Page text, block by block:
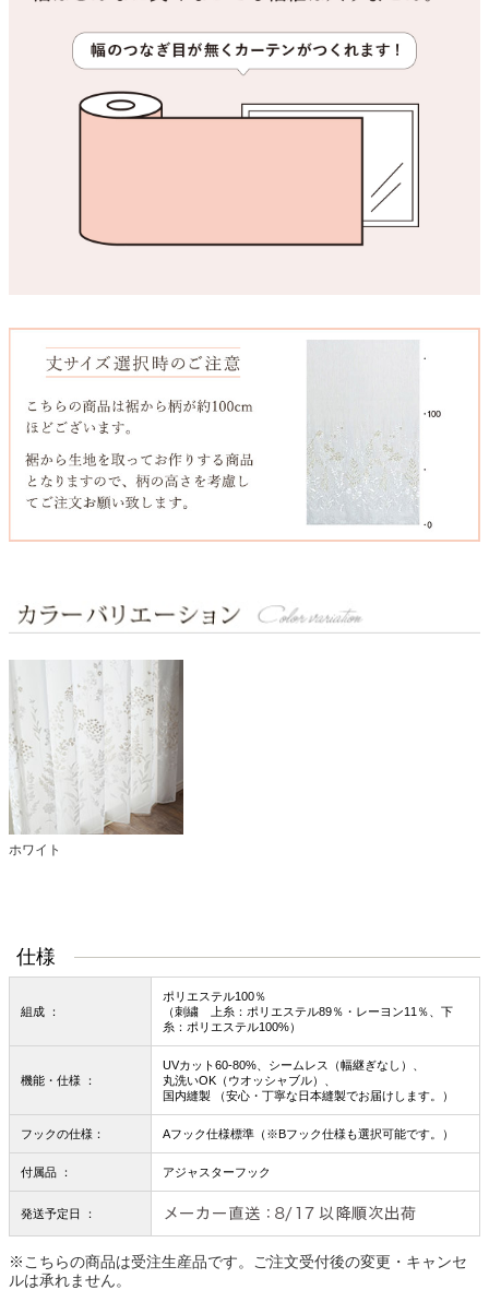
ホワイト
仕様
組成 ：
ポリエステル100％
（刺繍 上糸：ポリエステル89％・レーヨン11％、下
糸：ポリエステル100%）
機能・仕様 ：
UVカット60-80%、シームレス（幅継ぎなし）、
丸洗いOK（ウオッシャブル）、
国内縫製 （安心・丁寧な日本縫製でお届けします。）
フックの仕様： Aフック仕様標準（※Bフック仕様も選択可能です。）
付属品 ： アジャスターフック
発送予定日 ：
※こちらの商品は受注生産品です。ご注文受付後の変更・キャンセ
ルは承れません。